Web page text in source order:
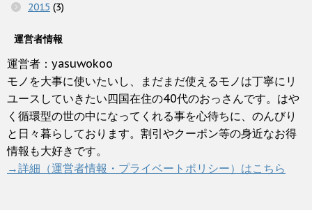
2015 (3)
運営者情報
運営者：yasuwokoo
モノを大事に使いたいし、まだまだ使えるモノは丁寧にリ
ユースしていきたい四国在住の40代のおっさんです。はや
く循環型の世の中になってくれる事を心待ちに、のんびり
と日々暮らしております。割引やクーポン等の身近なお得
情報も大好きです。
→詳細（運営者情報・プライベートポリシー）はこちら